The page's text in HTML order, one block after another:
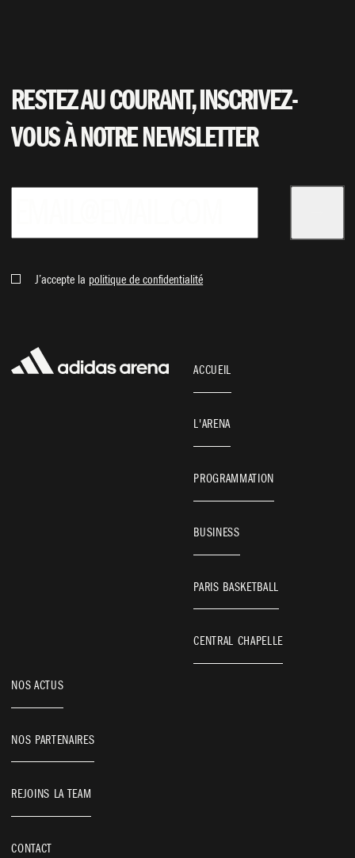
PARIS BASKETBALL
CENTRAL CHAPELLE
NOS OFFRES
VOS BESOINS
RESTEZ AU COURANT, INSCRIVEZ-
VOUS À NOTRE NEWSLETTER
J’accepte la politique de confidentialité
ACCUEIL
L'ARENA
PROGRAMMATION
BUSINESS
PARIS BASKETBALL
CENTRAL CHAPELLE
NOS ACTUS
NOS PARTENAIRES
REJOINS LA TEAM
CONTACT